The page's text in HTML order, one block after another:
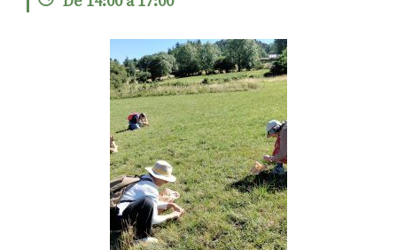
S'INSCRIRE À LA NEWSLETTER
FACEBOOKINSTAGRAM
LINKEDINYOUTUBE